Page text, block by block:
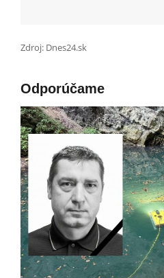
Zdroj: Dnes24.sk
Odporúčame